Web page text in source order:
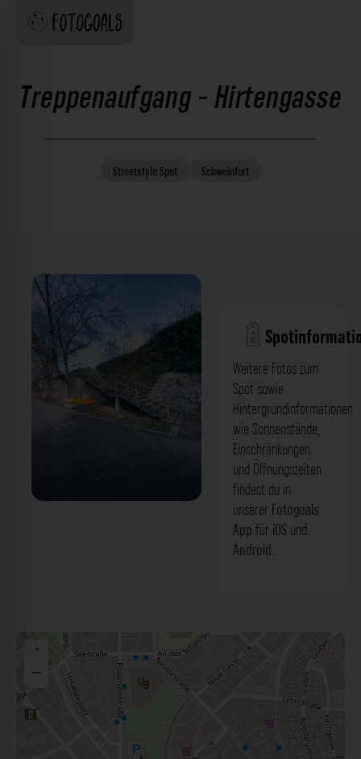
Treppenaufgang - Hirtengasse
StreetstyleSpot Schweinfurt
Weitere Fotos zum
Spot sowie
Hintergrundinformationen
wie Sonnenstände,
Einschränkungen
und Öffnungszeiten
findest du in
unserer Fotogoals
App für iOS und
Android.
+
−